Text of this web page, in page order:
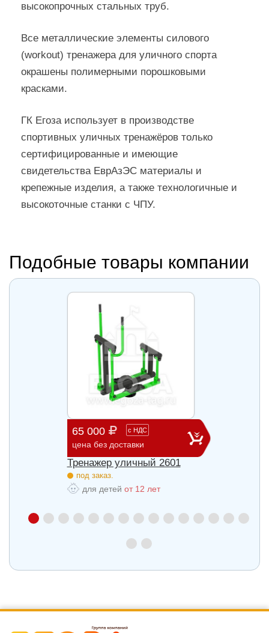
высокопрочных стальных труб.
Все металлические элементы силового
(workout) тренажера для уличного спорта
окрашены полимерными порошковыми
красками.
ГК Егоза использует в производстве
спортивных уличных тренажёров только
сертифицированные и имеющие
свидетельства ЕврАзЭС материалы и
крепежные изделия, а также технологичные и
высокоточные станки с ЧПУ.
Подобные товары компании
65 000 с НДС
цена без доставки
Тренажер уличный 2601
под заказ.
для детей от 12 лет